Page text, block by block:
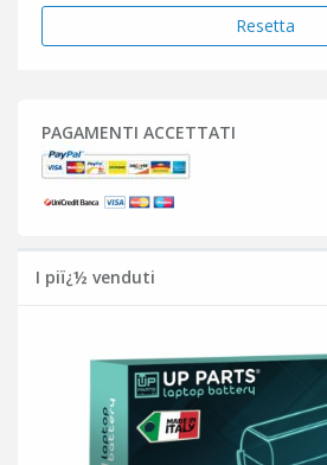
Resetta
PAGAMENTI ACCETTATI
I piï¿½ venduti